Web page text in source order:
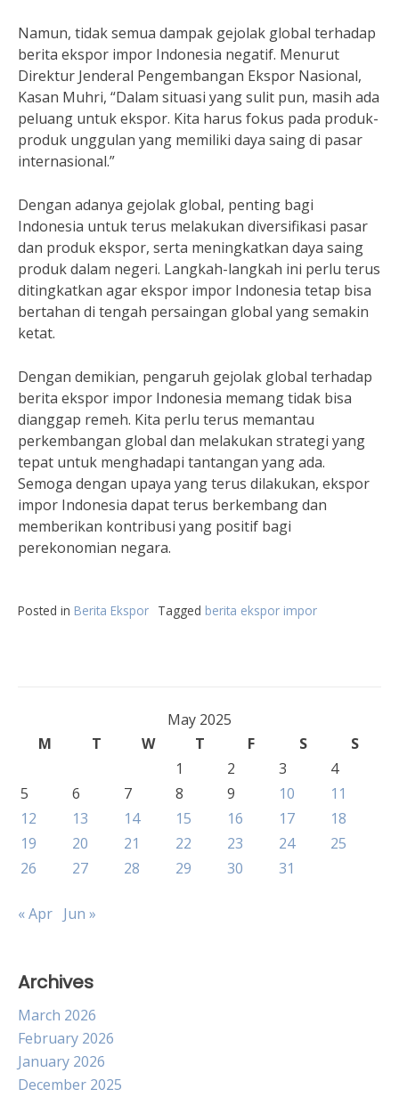
Namun, tidak semua dampak gejolak global terhadap
berita ekspor impor Indonesia negatif. Menurut
Direktur Jenderal Pengembangan Ekspor Nasional,
Kasan Muhri, “Dalam situasi yang sulit pun, masih ada
peluang untuk ekspor. Kita harus fokus pada produk-
produk unggulan yang memiliki daya saing di pasar
internasional.”
Dengan adanya gejolak global, penting bagi
Indonesia untuk terus melakukan diversifikasi pasar
dan produk ekspor, serta meningkatkan daya saing
produk dalam negeri. Langkah-langkah ini perlu terus
ditingkatkan agar ekspor impor Indonesia tetap bisa
bertahan di tengah persaingan global yang semakin
ketat.
Dengan demikian, pengaruh gejolak global terhadap
berita ekspor impor Indonesia memang tidak bisa
dianggap remeh. Kita perlu terus memantau
perkembangan global dan melakukan strategi yang
tepat untuk menghadapi tantangan yang ada.
Semoga dengan upaya yang terus dilakukan, ekspor
impor Indonesia dapat terus berkembang dan
memberikan kontribusi yang positif bagi
perekonomian negara.
Posted in Berita Ekspor Tagged berita ekspor impor
May 2025
M
T W T F S
S
1
2 3
4
5
6 7 8 9 10
11
12
13 14 15 16 17
18
19
20 21 22 23 24
25
26
27 28 29 30 31
« Apr Jun »
Archives
March 2026
February 2026
January 2026
December 2025